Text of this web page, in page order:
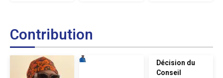
Contribution
Décision du
Conseil